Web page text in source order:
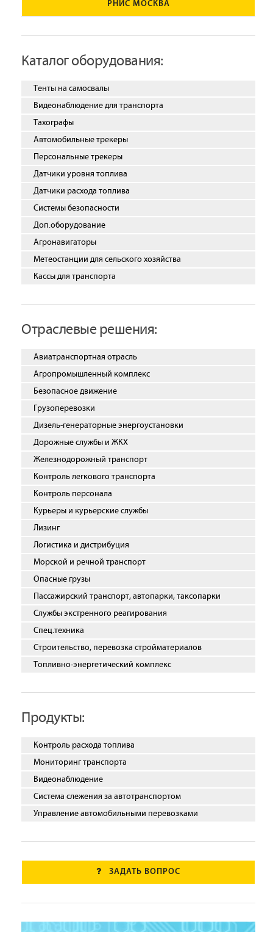
РНИС МОСКВА
Каталог оборудования:
Тенты на самосвалы
Видеонаблюдение для транспорта
Тахографы
Автомобильные трекеры
Персональные трекеры
Датчики уровня топлива
Датчики расхода топлива
Системы безопасности
Доп.оборудование
Агронавигаторы
Метеостанции для сельского хозяйства
Кассы для транспорта
Отраслевые решения:
Авиатранспортная отрасль
Агропромышленный комплекс
Безопасное движение
Грузоперевозки
Дизель-генераторные энергоустановки
Дорожные службы и ЖКХ
Железнодорожный транспорт
Контроль легкового транспорта
Контроль персонала
Курьеры и курьерские службы
Лизинг
Логистика и дистрибуция
Морской и речной транспорт
Опасные грузы
Пассажирский транспорт, автопарки, таксопарки
Службы экстренного реагирования
Спец.техника
Строительство, перевозка стройматериалов
Топливно-энергетический комплекс
Продукты:
Контроль расхода топлива
Мониторинг транспорта
Видеонаблюдение
Система слежения за автотранспортом
Управление автомобильными перевозками
ЗАДАТЬ ВОПРОС